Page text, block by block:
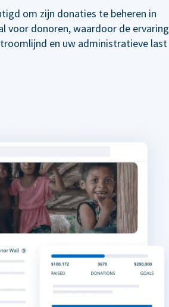
om zijn donaties te beheren in
voor donoren, waardoor de ervaring
en uw administratieve last